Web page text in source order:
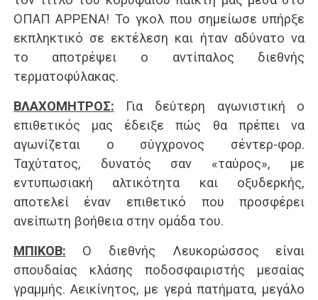
ΟΠΑΠ ΑΡΡΕΝΑ! Το γκολ που σημείωσε υπήρξε
εκπληκτικό σε εκτέλεση και ήταν αδύνατο να
το αποτρέψει ο αντίπαλος διεθνής
τερματοφύλακας.
ΒΛΑΧΟΜΗΤΡΟΣ: Για δεύτερη αγωνιστική ο
επιθετικός μας έδειξε πώς θα πρέπει να
αγωνίζεται ο σύγχρονος σέντερ-φορ.
Ταχύτατος, δυνατός σαν «ταύρος», με
εντυπωσιακή αλτικότητα και οξυδερκής,
αποτελεί έναν επιθετικό που προσφέρει
ανείπωτη βοήθεια στην ομάδα του.
ΜΠΙΚΟΒ: Ο διεθνής Λευκορώσσος είναι
σπουδαίας κλάσης ποδοσφαιριστής μεσαίας
γραμμής. Αεικίνητος, με γερά πατήματα, μεγάλο